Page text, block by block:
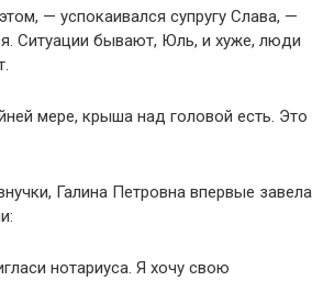
— успокаивался супругу Слава, —
Ситуации бывают, Юль, и хуже, люди
мере, крыша над головой есть. Это
Галина Петровна впервые завела
нотариуса. Я хочу свою